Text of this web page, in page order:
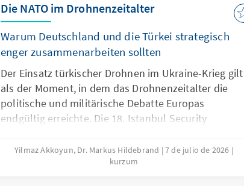
Die NATO im Drohnenzeitalter
Warum Deutschland und die Türkei strategisch
enger zusammenarbeiten sollten
Der Einsatz türkischer Drohnen im Ukraine-Krieg gilt
als der Moment, in dem das Drohnenzeitalter die
politische und militärische Debatte Europas
endgültig erreichte. Die 18. Istanbul Security
Bedeutung der Türkei als Produzent moderner
Drohnen- und UAV-Systeme. Vor dem Ankara NATO-
Yilmaz Akkoyun, Dr. Markus Hildebrand
7 de julio de 2026
kurzum